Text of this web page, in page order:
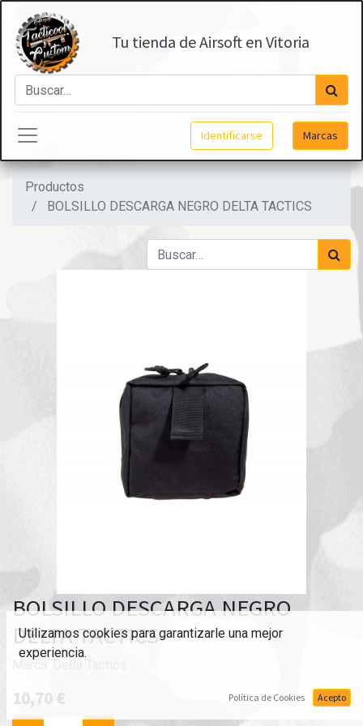
Tu tienda de Airsoft en Vitoria
Identificarse Marcas
Productos
BOLSILLO DESCARGA NEGRO DELTA TACTICS
BOLSILLO DESCARGA NEGRO
DELTA TACTICS
Marca:
10,70€
Utilizamos cookies para garantizarle una mejor
experiencia.
Política de Cookies Acepto